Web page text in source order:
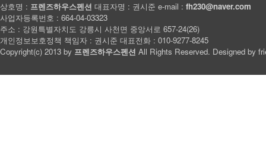
상호명 : 프렌즈하우스펜션 대표자명 : 권시준 e-mail : fh230@naver.com
사업자등록번호 : 664-04-03323
주소 : 강원특별자치도 강릉시 사천면 중앙서로 657-24(26)
개인정보보호정책 책임자 : 권시준 대표전화 : 010-9277-8245
Copyright(c) 2013 by 프렌즈하우스펜션 All Rights Reserved. Designed by